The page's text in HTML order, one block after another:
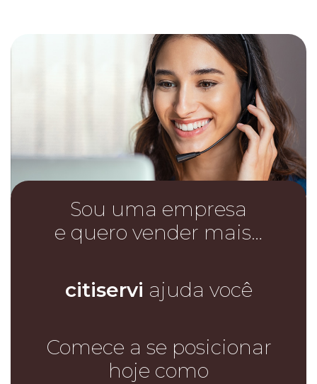
Sou uma empresa
e quero vender mais…
citiservi ajuda você
Comece a se posicionar
hoje como